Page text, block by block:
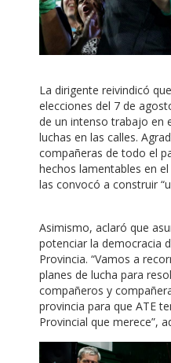
La dirigente reivindicó
elecciones del 7 de
de un intenso trabajo en
luchas en las calles.
compañeras de todo el
hechos lamentables en
las convocó a construir
Asimismo, aclaró que
potenciar la democracia
Provincia. “Vamos a
planes de lucha para
compañeros y
provincia para que ATE
Provincial que merece”,